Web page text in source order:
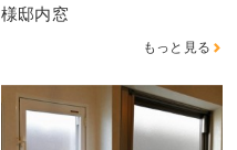
様邸内窓
もっと見る